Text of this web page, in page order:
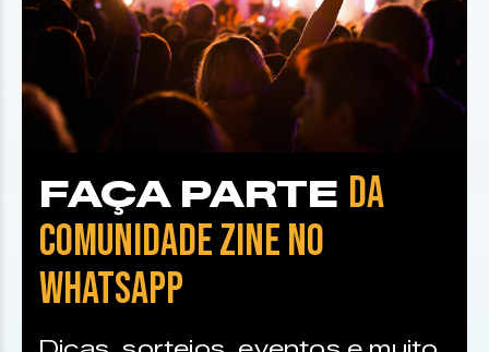
FAÇA PARTE DA
COMUNIDADE ZINE NO
WHATSAPP